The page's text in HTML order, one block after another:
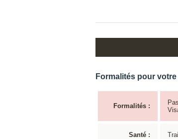
Formalités pour
Formalités :
Santé :